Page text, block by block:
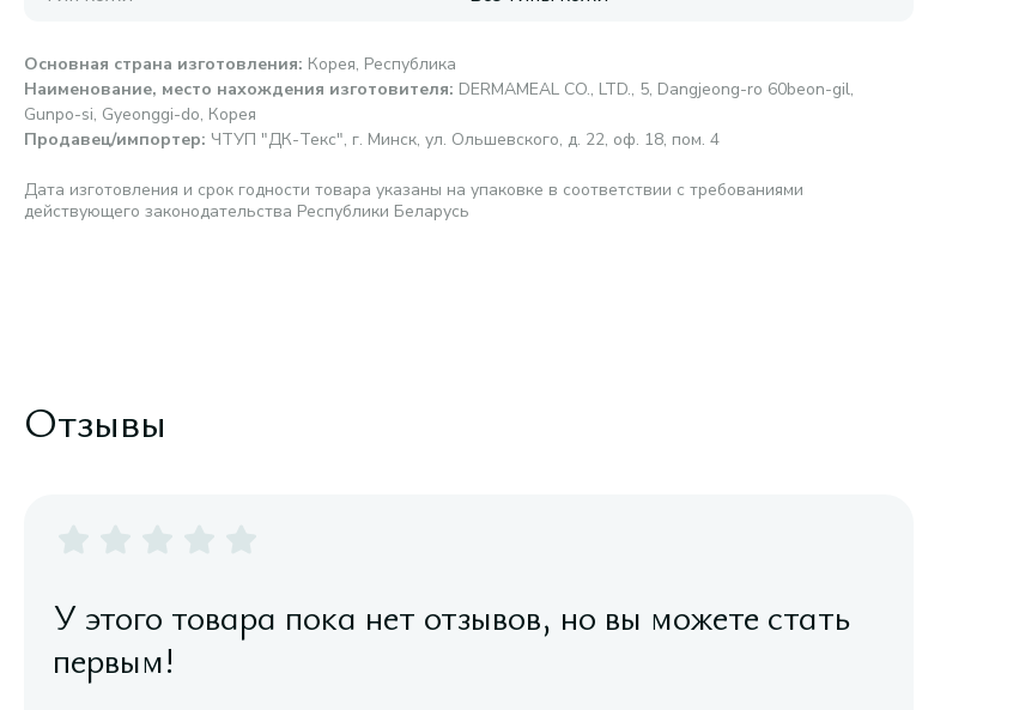
Основная страна изготовления: Корея, Республика
Наименование, место нахождения изготовителя: DERMAMEAL CO., LTD., 5, Dangjeong-ro 60beon-gil,
Gunpo-si, Gyeonggi-do, Корея
Продавец/импортер: ЧТУП "ДК-Текс", г. Минск, ул. Ольшевского, д. 22, оф. 18, пом. 4
Дата изготовления и срок годности товара указаны на упаковке в соответствии с требованиями
действующего законодательства Республики Беларусь
Отзывы
У этого товара пока нет отзывов, но вы можете стать
первым!